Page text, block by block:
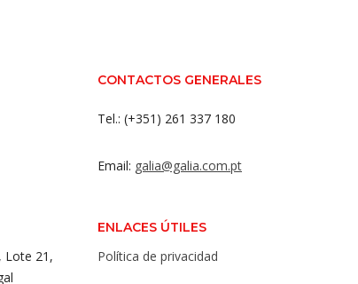
Lote 21,
CONTACTOS GENERALES
Tel.: (+351) 261 337 180
Email: galia@galia.com.pt
ENLACES ÚTILES
Política de privacidad